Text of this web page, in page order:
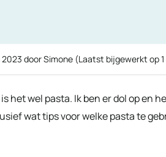
2023 doorSimone (Laatst bijgewerkt op
het wel pasta. Ik ben er dol op en
wat tips voor welke pasta te